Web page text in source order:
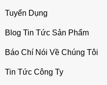
Tuyển Dụng
Blog Tin Tức Sản Phẩm
Báo Chí Nói Về Chúng Tôi
Tin Tức Công Ty